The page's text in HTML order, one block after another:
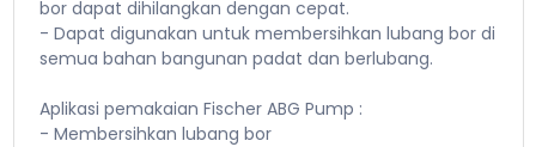
bor dapat dihilangkan dengan cepat.
- Dapat digunakan untuk membersihkan lubang bor di
semua bahan bangunan padat dan berlubang.
Aplikasi pemakaian Fischer ABG Pump :
- Membersihkan lubang bor